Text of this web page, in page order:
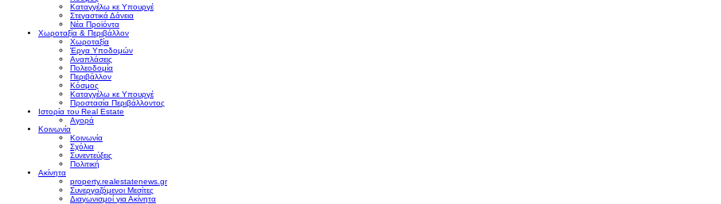
Καταγγέλω κε Υπουργέ
Στεγαστικά Δάνεια
Νέα Προϊόντα
Χωροταξία & Περιβάλλον
Χωροταξία
Έργα Υποδομών
Αναπλάσεις
Πολεοδομία
Περιβάλλον
Κόσμος
Καταγγέλω κε Υπουργέ
Προστασία Περιβάλλοντος
Ιστορία του Real Estate
Αγορά
Κοινωνία
Κοινωνία
Σχόλια
Συνεντεύξεις
Πολιτική
Ακίνητα
property.realestatenews.gr
Συνεργαζόμενοι Μεσίτες
Διαγωνισμοί για Ακίνητα